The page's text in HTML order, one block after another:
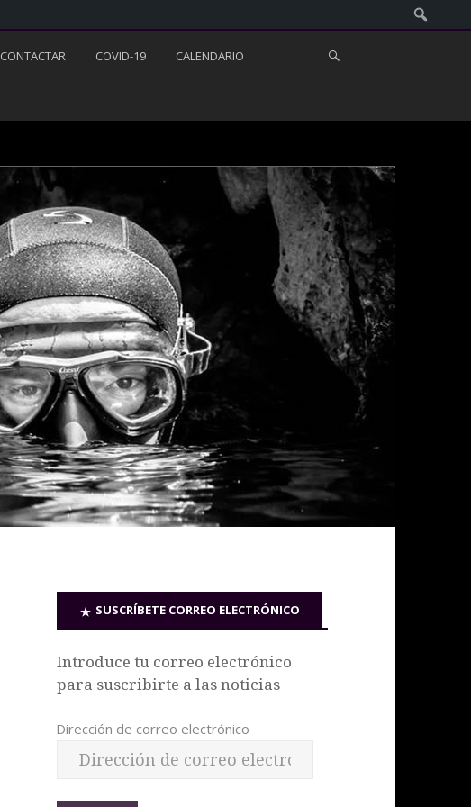
CONTACTAR COVID-19 CALENDARIO
SUSCRÍBETE CORREO ELECTRÓNICO
Introduce tu correo electrónico
para suscribirte a las noticias
Dirección de correo electrónico